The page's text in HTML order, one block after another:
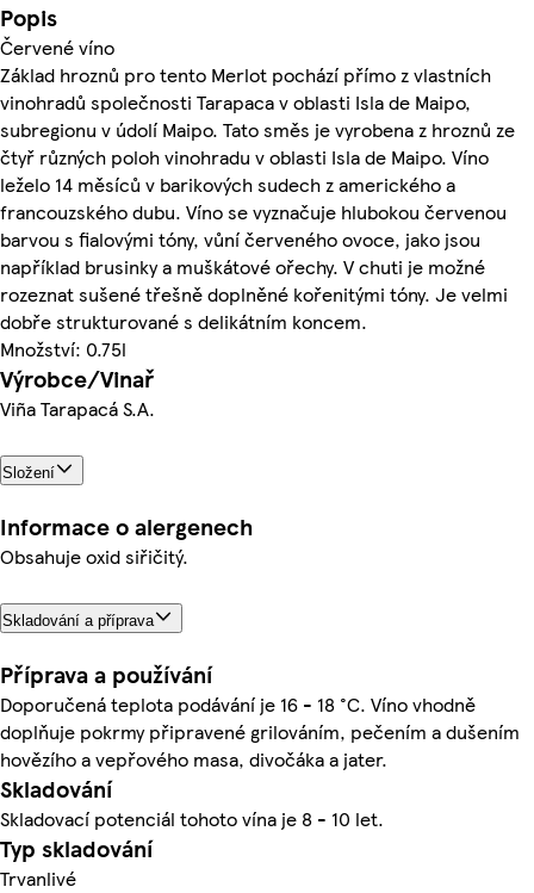
Popis
Červené víno
Základ hroznů pro tento Merlot pochází přímo z vlastních
vinohradů společnosti Tarapaca v oblasti Isla de Maipo,
subregionu v údolí Maipo. Tato směs je vyrobena z hroznů ze
čtyř různých poloh vinohradu v oblasti Isla de Maipo. Víno
leželo 14 měsíců v barikových sudech z amerického a
francouzského dubu. Víno se vyznačuje hlubokou červenou
barvou s fialovými tóny, vůní červeného ovoce, jako jsou
například brusinky a muškátové ořechy. V chuti je možné
rozeznat sušené třešně doplněné kořenitými tóny. Je velmi
dobře strukturované s delikátním koncem.
Množství: 0.75l
Výrobce/Vinař
Viña Tarapacá S.A.
Složení
Informace o alergenech
Obsahuje oxid siřičitý.
Skladování a příprava
Příprava a používání
Doporučená teplota podávání je 16 - 18 °C. Víno vhodně
doplňuje pokrmy připravené grilováním, pečením a dušením
hovězího a vepřového masa, divočáka a jater.
Skladování
Skladovací potenciál tohoto vína je 8 - 10 let.
Typ skladování
Trvanlivé